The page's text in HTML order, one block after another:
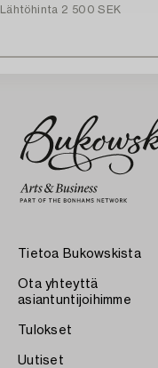
Lähtöhinta 2 500 SEK
Tietoa Bukowskista
Ota yhteyttä
asiantuntijoihimme
Tulokset
Uutiset